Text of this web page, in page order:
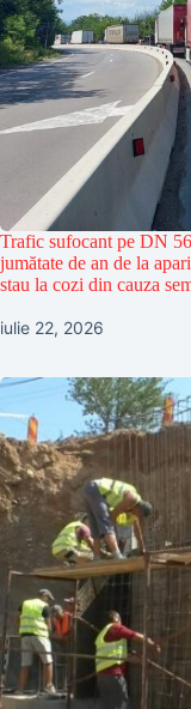
Trafic sufocant pe DN
jumătate de an de la
stau la cozi din cauza
iulie 22, 2026